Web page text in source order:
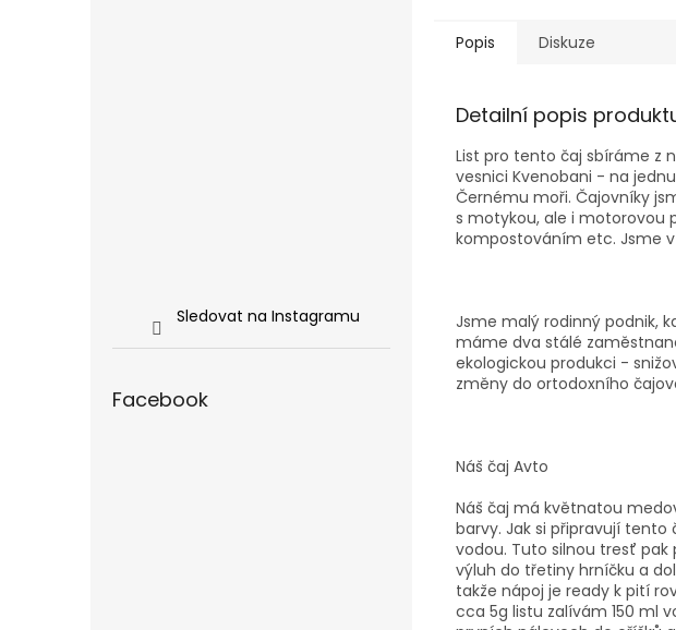
Sledovat na Instagramu
Facebook
Popis Diskuze
Detailní popis
List pro tento čaj sbíráme z
vesnici Kvenobani - na
Černému moři. Čajovníky
s motykou, ale i motorovou
kompostováním etc. Jsme
Jsme malý rodinný podnik,
máme dva stálé
ekologickou produkci -
změny do ortodoxního
Náš čaj Avto
Náš čaj má květnatou
barvy. Jak si připravují
vodou. Tuto silnou tresť pak
výluh do třetiny hrníčku a
takže nápoj je ready k pití
cca 5g listu zalívám 150 ml